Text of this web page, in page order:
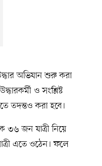
অভিযান শুরু করা
ও সংশ্লিষ্ট
তদন্তও করা হবে।
৩৬ জন যাত্রী নিয়ে
এতে ওঠেন। ফলে